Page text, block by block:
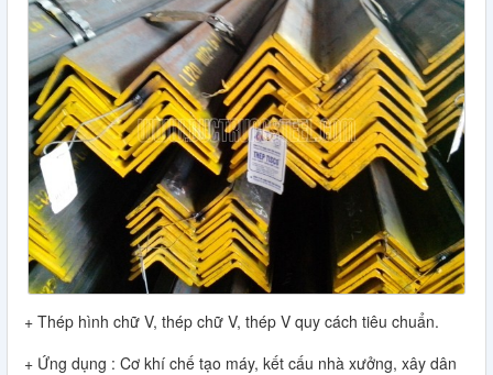
+ Thép hình chữ V, thép chữ V, thép V quy cách tiêu chuẩn.
+ Ứng dụng : Cơ khí chế tạo máy, kết cấu nhà xưởng, xây dân